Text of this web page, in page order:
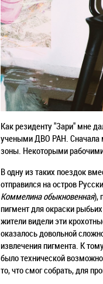
Как резиденту "Зари" мне
учеными ДВО РАН. Сначала
зоны. Некоторыми рабочими
В одну из таких поездок
отправился на остров
Коммелина обыкновенная),
пигмент для окраски
жители видели эти
оказалось довольной
извлечения пигмента. К
было технической
то, что смог собрать, для